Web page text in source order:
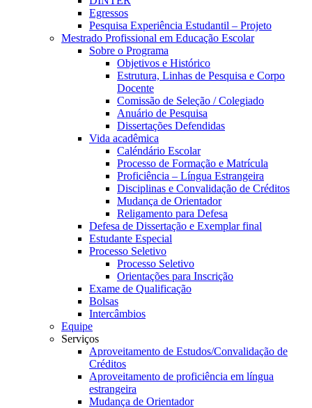
Egressos
Pesquisa Experiência Estudantil – Projeto
Mestrado Profissional em Educação Escolar
Sobre o Programa
Objetivos e Histórico
Estrutura, Linhas de Pesquisa e Corpo
Docente
Comissão de Seleção / Colegiado
Anuário de Pesquisa
Dissertações Defendidas
Vida acadêmica
Caléndário Escolar
Processo de Formação e Matrícula
Proficiência – Língua Estrangeira
Disciplinas e Convalidação de Créditos
Mudança de Orientador
Religamento para Defesa
Defesa de Dissertação e Exemplar final
Estudante Especial
Processo Seletivo
Processo Seletivo
Orientações para Inscrição
Exame de Qualificação
Bolsas
Intercâmbios
Equipe
Serviços
Aproveitamento de Estudos/Convalidação de
Créditos
Aproveitamento de proficiência em língua
estrangeira
Mudança de Orientador